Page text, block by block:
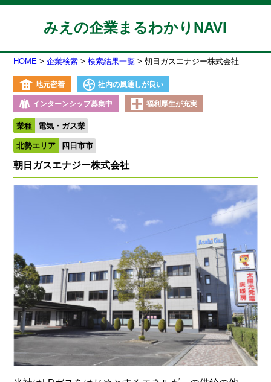
みえの企業まるわかりNAVI
HOME 企業検索 検索結果一覧 朝日ガスエナジー株式会社
地元密着 社内の風通しが良い
インターンシップ募集中 福利厚生が充実
業種 電気・ガス業
北勢エリア 四日市市
朝日ガスエナジー株式会社